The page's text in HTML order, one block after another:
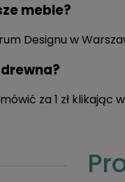
meble?
Designu w
za 1 zł klikając w